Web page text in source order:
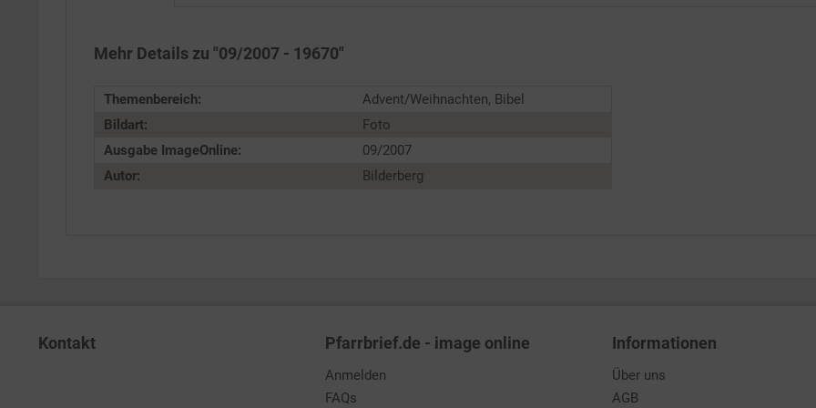
Mehr Details zu "09/2007 - 19670"
Themenbereich:
Advent/Weihnachten, Bibel
Bildart:
Foto
Ausgabe ImageOnline:
09/2007
Autor:
Bilderberg
Kontakt Pfarrbrief.de - image online
Anmelden
FAQs
Informationen
Über uns
AGB
Service